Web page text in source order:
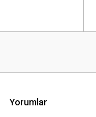
Yorumlar